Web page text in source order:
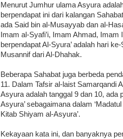
Menurut Jumhur ulama Asyura
berpendapat ini dari kalangan
ada Said bin al-Musayyab dan al-
Imam al-Syafi’i, Imam Ahmad,
berpendapat Al-Syura’ adalah hari
Musannif dari Al-Dhahak.
Beberapa Sahabat juga berbeda
11. Dalam Tafsir al-laist Samarqandi
Asyura adalah tanggal 9 dan 10, ada
Asyura’ sebagaimana dalam
Kitab Shiyam al-Asyura’.
Kekayaan kata ini, dan banyaknya